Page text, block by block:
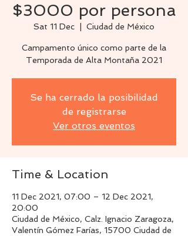
$3000 por persona
Sat 11 Dec Ciudad de México
Campamento único como parte de la
Temporada de Alta Montaña 2021
Se ha cerrado la posibilidad
de registrarse
Ver otros eventos
Time & Location
11 Dec 2021, 07:00 – 12 Dec 2021,
20:00
Ciudad de México, Calz. Ignacio Zaragoza,
Valentín Gómez Farías, 15700 Ciudad de